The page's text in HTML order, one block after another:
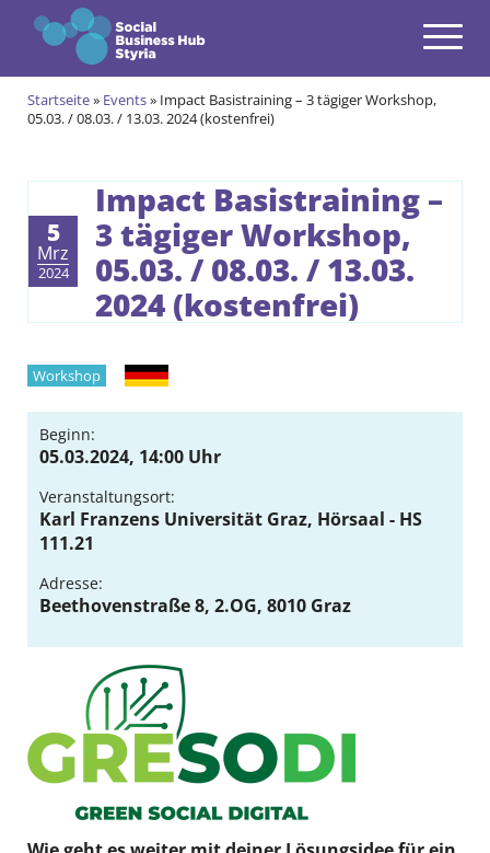
Themen
Angebote open
Gründungsprogramm
Community
open
Kontakt
DE
Startseite» Events» Impact Basistraining – 3 tägiger Workshop,
05.03. / 08.03. / 13.03. 2024 (kostenfrei)
5
Mrz
2024
Impact Basistraining –
3 tägiger Workshop,
05.03. / 08.03. / 13.03.
2024 (kostenfrei)
Workshop Deutsch
Beginn:
05.03.2024, 14:00 Uhr
Veranstaltungsort:
Karl Franzens Universität Graz, Hörsaal - HS
111.21
Adresse:
Beethovenstraße 8, 2.OG, 8010 Graz